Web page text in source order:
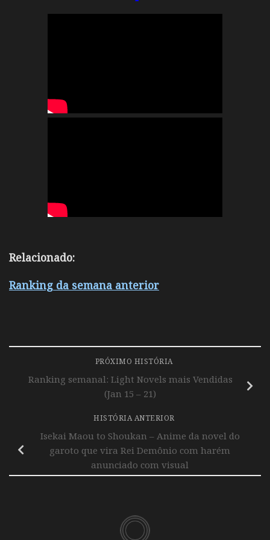
Relacionado:
Ranking da semana anterior
PRÓXIMO HISTÓRIA
Ranking semanal: Light Novels mais Vendidas
(Jan 15 – 21)
HISTÓRIA ANTERIOR
Isekai Maou to Shoukan – Anime da novel do
garoto que vira Rei Demônio com harém
anunciado com visual